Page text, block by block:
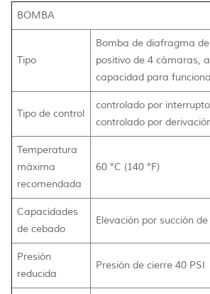
BOMBA
Tipo
Bomba de diafragma
positivo de 4 cámaras,
capacidad para
Tipo de control
controlado por
controlado por
Temperatura
máxima
recomendada
60 °C (140 °F)
Capacidades
de cebado
Elevación por succión
Presión
reducida
Presión de cierre 40 PSI